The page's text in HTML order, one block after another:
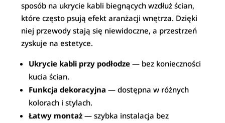
sposób na ukrycie kabli biegnących wzdłuż ścian,
które często psują efekt aranżacji wnętrza. Dzięki
niej przewody stają się niewidoczne, a przestrzeń
zyskuje na estetyce.
Ukrycie kabli przy podłodze — bez konieczności
kucia ścian.
Funkcja dekoracyjna — dostępna w różnych
kolorach i stylach.
Łatwy montaż — szybka instalacja bez